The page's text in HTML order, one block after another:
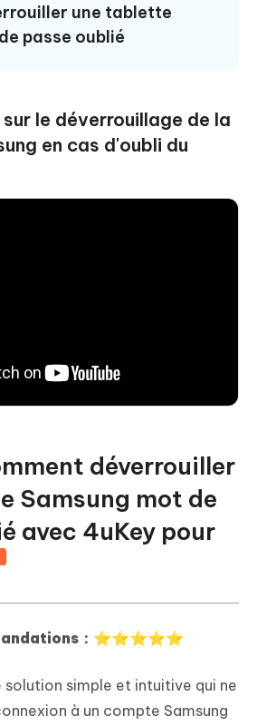
une tablette
passe oublié
le déverrouillage de la
en cas d'oubli du
déverrouiller
Samsung mot de
avec 4uKey pour
：⭐⭐⭐⭐⭐
solution simple et intuitive qui ne
à un compte Samsung